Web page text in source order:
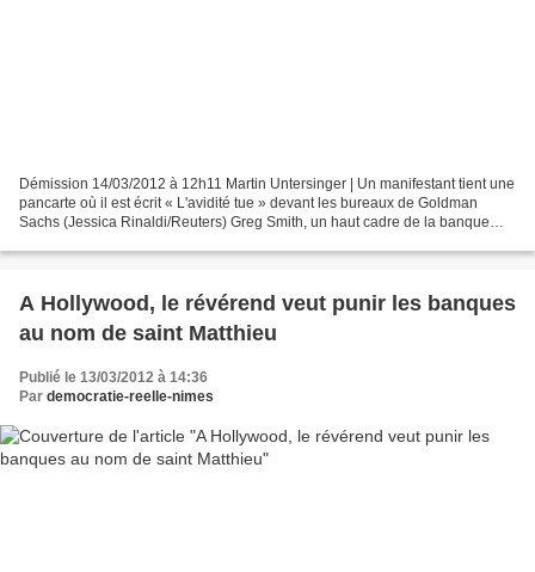
Démission 14/03/2012 à 12h11 Martin Untersinger | Un manifestant tient une
pancarte où il est écrit « L'avidité tue » devant les bureaux de Goldman
Sachs (Jessica Rinaldi/Reuters) Greg Smith, un haut cadre de la banque
A Hollywood, le révérend veut punir les banques
au nom de saint Matthieu
Publié le 13/03/2012 à 14:36
Par democratie-reelle-nimes